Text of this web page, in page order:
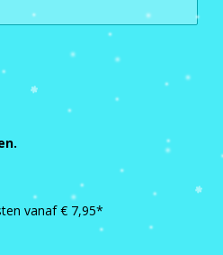
vanaf € 7,95*